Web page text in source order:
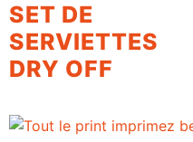
SET DE
SERVIETTES
DRY OFF